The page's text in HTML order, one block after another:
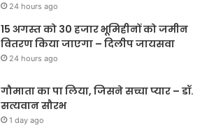
24 hours ago
15 अगस्त को 30 हजार भूमिहीनों को जमीन
वितरण किया जाएगा – दिलीप जायसवा
24 hours ago
गौमाता का पा लिया, जिसने सच्चा प्यार – डॉ.
सत्यवान सौरभ
1 day ago